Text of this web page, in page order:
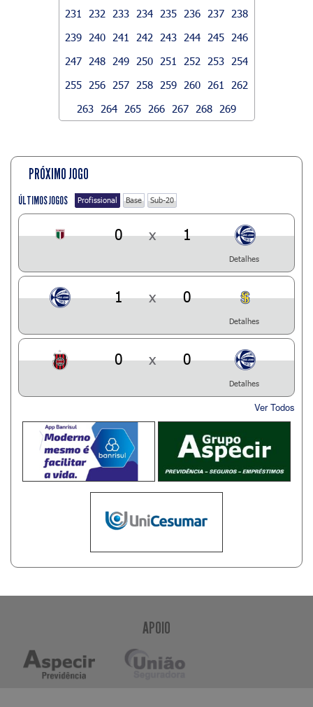
231
232 233 234 235 236 237
238
239
240 241 242 243 244 245
246
247
248 249 250 251 252 253
254
255
256 257 258 259 260 261
262
263
264 265 266 267 268 269
PRÓXIMO JOGO
ÚLTIMOS JOGOS Profissional Base Sub-20
0 x 1
Detalhes
1 x 0
Detalhes
0 x 0
Detalhes
Ver Todos
APOIO